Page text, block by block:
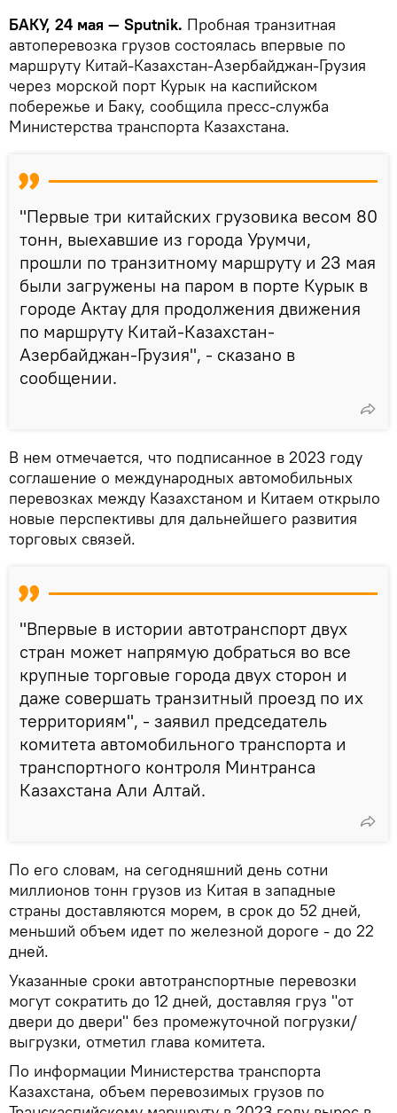
БАКУ, 24 мая — Sputnik. Пробная транзитная
автоперевозка грузов состоялась впервые по
маршруту Китай-Казахстан-Азербайджан-Грузия
через морской порт Курык на каспийском
побережье и Баку, сообщила пресс-служба
Министерства транспорта Казахстана.
"Первые три китайских грузовика весом 80
тонн, выехавшие из города Урумчи,
прошли по транзитному маршруту и 23 мая
были загружены на паром в порте Курык в
городе Актау для продолжения движения
по маршруту Китай-Казахстан-
Азербайджан-Грузия", - сказано в
сообщении.
В нем отмечается, что подписанное в 2023 году
соглашение о международных автомобильных
перевозках между Казахстаном и Китаем открыло
новые перспективы для дальнейшего развития
торговых связей.
"Впервые в истории автотранспорт двух
стран может напрямую добраться во все
крупные торговые города двух сторон и
даже совершать транзитный проезд по их
территориям", - заявил председатель
комитета автомобильного транспорта и
транспортного контроля Минтранса
Казахстана Али Алтай.
По его словам, на сегодняшний день сотни
миллионов тонн грузов из Китая в западные
страны доставляются морем, в срок до 52 дней,
меньший объем идет по железной дороге - до 22
дней.
Указанные сроки автотранспортные перевозки
могут сократить до 12 дней, доставляя груз "от
двери до двери" без промежуточной погрузки/
выгрузки, отметил глава комитета.
По информации Министерства транспорта
Казахстана, объем перевозимых грузов по